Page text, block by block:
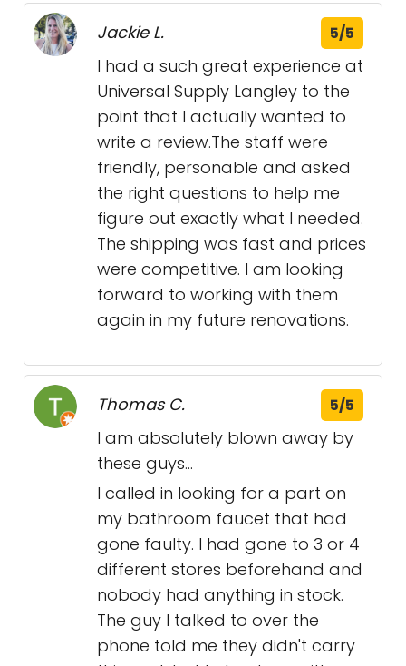
Jackie L. 5/5
I had a such great experience at
Universal Supply Langley to the
point that I actually wanted to
write a review.The staff were
friendly, personable and asked
the right questions to help me
figure out exactly what I needed.
The shipping was fast and prices
were competitive. I am looking
forward to working with them
again in my future renovations.
Thomas C. 5/5
I am absolutely blown away by
these guys...
I called in looking for a part on
my bathroom faucet that had
gone faulty. I had gone to 3 or 4
different stores beforehand and
nobody had anything in stock.
The guy I talked to over the
phone told me they didn't carry